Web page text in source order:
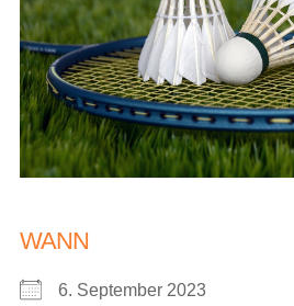
WANN
6. September 2023